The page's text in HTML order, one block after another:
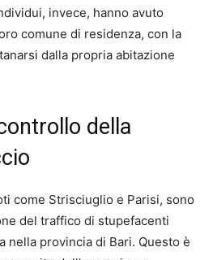
invece, hanno avuto
comune di residenza, con la
dalla propria abitazione
della
come Strisciuglio e Parisi, sono
del traffico di stupefacenti
nella provincia di Bari. Questo è